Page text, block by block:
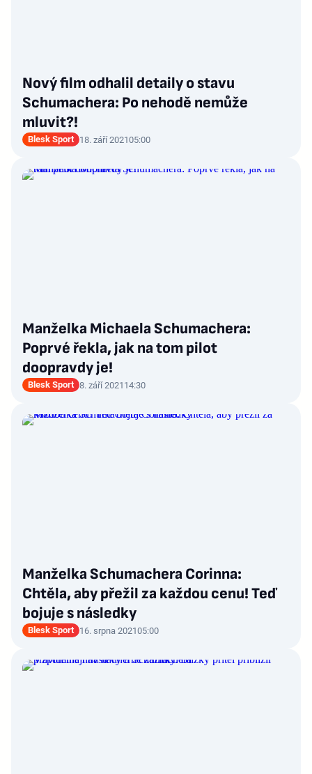
Nový film odhalil detaily o stavu
Schumachera: Po nehodě nemůže
mluvit?!
Blesk Sport 18. září 202105:00
Manželka Michaela Schumachera:
Poprvé řekla, jak na tom pilot
doopravdy je!
Blesk Sport 8. září 2021 14:30
Manželka Schumachera Corinna:
Chtěla, aby přežil za každou cenu! Teď
bojuje s následky
Blesk Sport 16. srpna 202105:00